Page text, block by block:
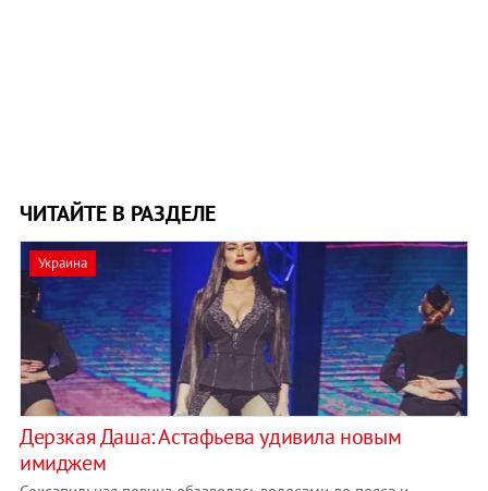
ЧИТАЙТЕ В РАЗДЕЛЕ
Украина
Дерзкая Даша: Астафьева удивила новым
имиджем